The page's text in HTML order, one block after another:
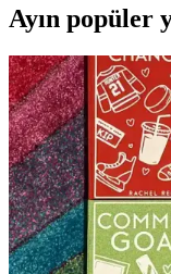
Ayın popüler